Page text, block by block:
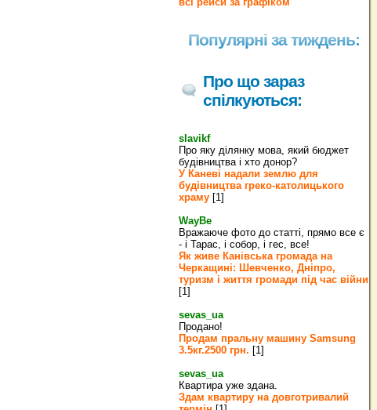
Популярні за тиждень:
Про що зараз
спілкуються:
slavikf
Про яку ділянку мова, який бюджет
будівництва і хто донор?
У Каневі надали землю для
будівництва греко‐католицького
храму [1]
WayBe
Вражаюче фото до статті, прямо все є
- і Тарас, і собор, і гес, все!
Як живе Канівська громада на
Черкащині: Шевченко, Дніпро,
туризм і життя громади під час війни
[1]
sevas_ua
Продано!
Продам пральну машину Samsung
3.5кг.2500 грн. [1]
sevas_ua
Квартира уже здана.
Здам квартиру на довготривалий